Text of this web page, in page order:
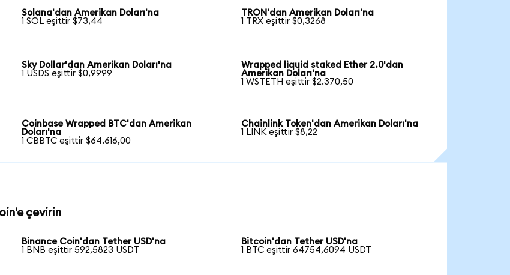
Solana'dan Amerikan Doları'na
1 SOL eşittir $73,44
TRON'dan Amerikan Doları'na
1 TRX eşittir $0,3268
Sky Dollar'dan Amerikan Doları'na
1 USDS eşittir $0,9999
Wrapped liquid staked Ether 2.0'dan
Amerikan Doları'na
1 WSTETH eşittir $2.370,50
Coinbase Wrapped BTC'dan Amerikan
Doları'na
1 CBBTC eşittir $64.616,00
Chainlink Token'dan Amerikan Doları'na
1 LINK eşittir $8,22
çevirin
Binance Coin'dan Tether USD'na
1 BNB eşittir 592,5823 USDT
Bitcoin'dan Tether USD'na
1 BTC eşittir 64754,6094 USDT